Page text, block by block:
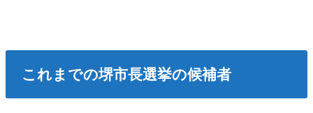
これまでの堺市長選挙の候補者